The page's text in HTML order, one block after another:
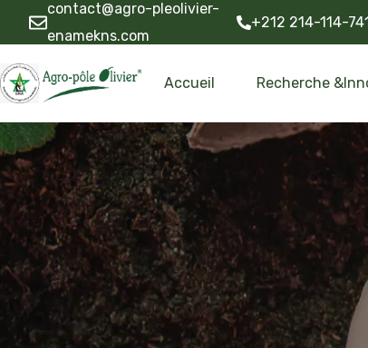
contact@agro-pleolivier-
enamekns.com
+212 214-114-
Accueil Recherche